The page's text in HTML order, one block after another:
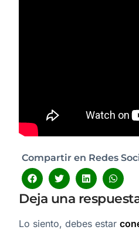
Compartir en Redes
Deja una
Lo siento, debes estar